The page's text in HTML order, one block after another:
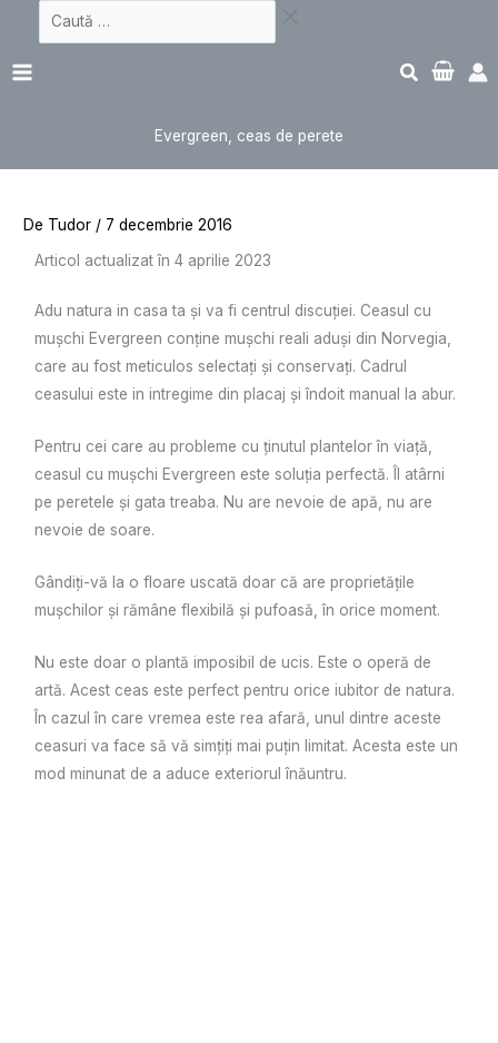
conținut
Caută
…
Main
Evergreen, ceas de perete
De Tudor / 7 decembrie 2016
Articol actualizat în 4 aprilie 2023
Adu natura in casa ta și va fi centrul discuției. Ceasul cu
mușchi Evergreen conține mușchi reali aduși din Norvegia,
care au fost meticulos selectați și conservați. Cadrul
ceasului este in intregime din placaj și îndoit manual la abur.
Pentru cei care au probleme cu ținutul plantelor în viață,
ceasul cu mușchi Evergreen este soluția perfectă. Îl atârni
pe peretele și gata treaba. Nu are nevoie de apă, nu are
nevoie de soare.
Gândiți-vă la o floare uscată doar că are proprietățile
mușchilor și rămâne flexibilă și pufoasă, în orice moment.
Nu este doar o plantă imposibil de ucis. Este o operă de
artă. Acest ceas este perfect pentru orice iubitor de natura.
În cazul în care vremea este rea afară, unul dintre aceste
ceasuri va face să vă simțiți mai puțin limitat. Acesta este un
mod minunat de a aduce exteriorul înăuntru.
Scroll